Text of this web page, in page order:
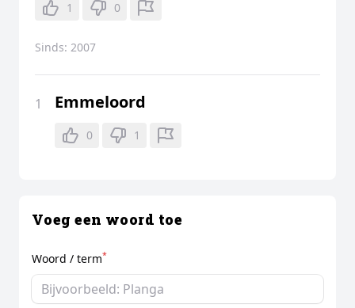
1 0
Sinds: 2007
1 Emmeloord
0 1
Voeg een woord toe
Woord / term*